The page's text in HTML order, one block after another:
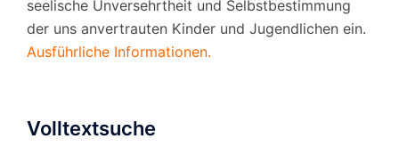
seelische Unversehrtheit und Selbstbestimmung
der uns anvertrauten Kinder und Jugendlichen ein.
Ausführliche Informationen.
Volltextsuche